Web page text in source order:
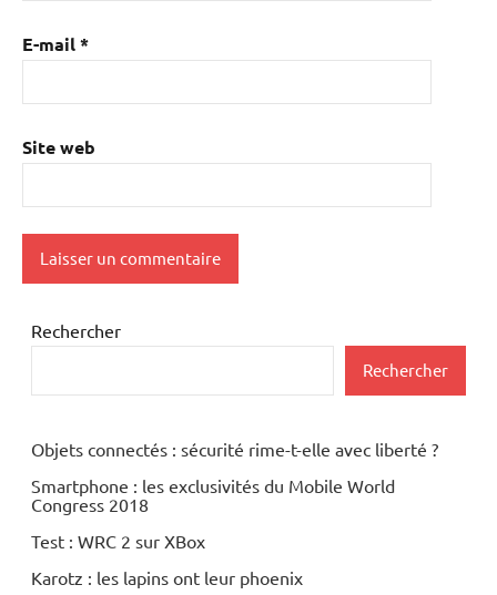
E-mail*
Site web
Rechercher
Rechercher
Objets connectés : sécurité rime-t-elle avec liberté ?
Smartphone : les exclusivités du Mobile World
Congress 2018
Test : WRC 2 sur XBox
Karotz : les lapins ont leur phoenix